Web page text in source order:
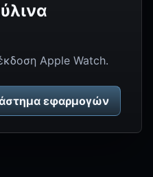
Apple Watch.
εφαρμογών